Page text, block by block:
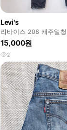
Levi's
리바이스 208 캐주얼
15,000원
2